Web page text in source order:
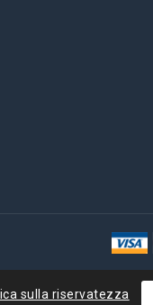
sulla riservatezza